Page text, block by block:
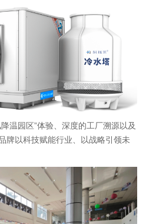
温园区”体验、深度的工厂溯源以及
牌以科技赋能行业、以战略引领未